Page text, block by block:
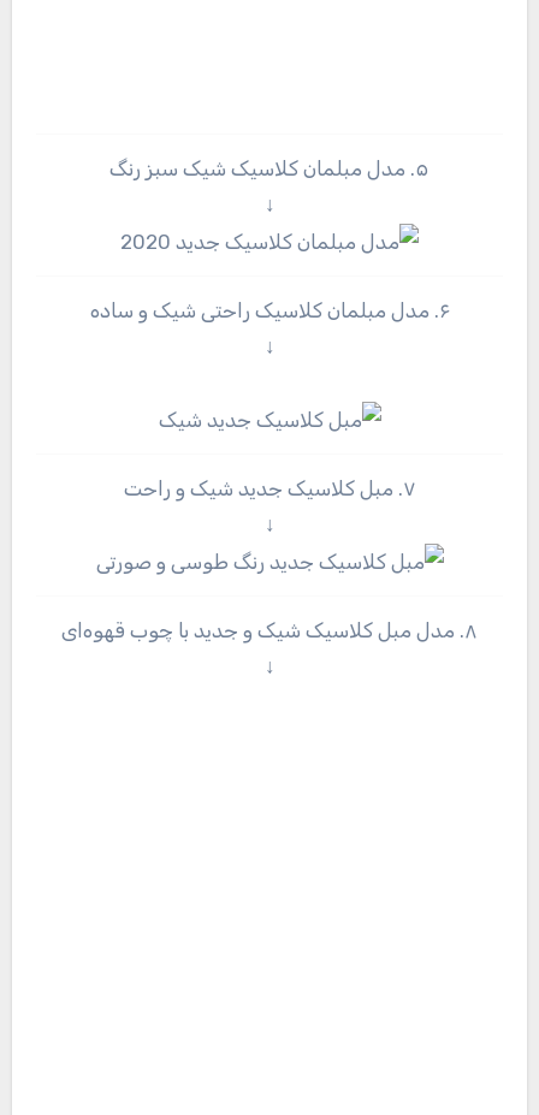
۵. مدل مبلمان کلاسیک شیک سبز رنگ
↓
۶. مدل مبلمان کلاسیک راحتی شیک و ساده
↓
۷. مبل کلاسیک جدید شیک و راحت
↓
۸. مدل مبل کلاسیک شیک و جدید با چوب قهوه‌ای
↓